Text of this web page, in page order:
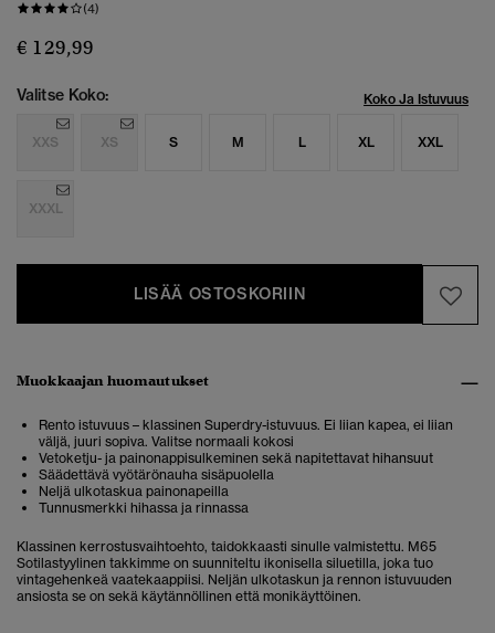
(4)
€ 129,99
Valitse Koko: Koko Ja Istuvuus
XXS XS S M L XL XXL
XXXL
LISÄÄ OSTOSKORIIN
Muokkaajan huomautukset
Rento istuvuus – klassinen Superdry-istuvuus. Ei liian kapea, ei liian
väljä, juuri sopiva. Valitse normaali kokosi
Vetoketju- ja painonappisulkeminen sekä napitettavat hihansuut
Säädettävä vyötärönauha sisäpuolella
Neljä ulkotaskua painonapeilla
Tunnusmerkki hihassa ja rinnassa
Klassinen kerrostusvaihtoehto, taidokkaasti sinulle valmistettu. M65
Sotilastyylinen takkimme on suunniteltu ikonisella siluetilla, joka tuo
vintagehenkeä vaatekaappiisi. Neljän ulkotaskun ja rennon istuvuuden
ansiosta se on sekä käytännöllinen että monikäyttöinen.